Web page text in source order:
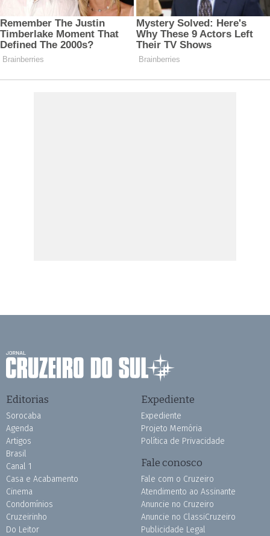
Editorias
Sorocaba
Agenda
Artigos
Brasil
Canal 1
Casa e Acabamento
Cinema
Condomínios
Cruzeirinho
Do Leitor
Expediente
Expediente
Projeto Memória
Política de Privacidade
Fale conosco
Fale com o Cruzeiro
Atendimento ao Assinante
Anuncie no Cruzeiro
Anuncie no ClassiCruzeiro
Publicidade Legal